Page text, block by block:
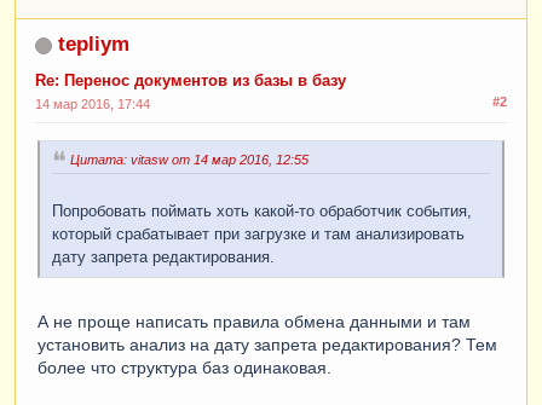
tepliym
Re: Перенос документов из базы в базу
#2
14 мар 2016, 17:44
Цитата: vitasw от 14 мар 2016, 12:55
Попробовать поймать хоть какой-то обработчик события,
который срабатывает при загрузке и там анализировать
дату запрета редактирования.
А не проще написать правила обмена данными и там
установить анализ на дату запрета редактирования? Тем
более что структура баз одинаковая.